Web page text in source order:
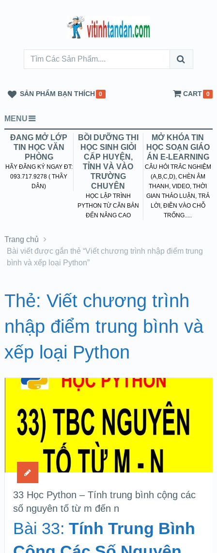
SẢN PHẨM BẠN THÍCH 0 CART 0
MENU
ĐANG MỞ LỚP
TIN HỌC VĂN
PHÒNG
HÃY ĐĂNG KÝ NGAY ĐT:
093.717.9278 ( THẦY
DÂN)
BỒI DƯỠNG THI
HỌC SINH GIỎI
CẤP HUYỆN,
TỈNH VÀ VÀO
TRƯỜNG
CHUYÊN
HỌC LẬP TRÌNH
PYTHON TỪ CĂN BẢN
ĐẾN NÂNG CAO
MỞ KHÓA TIN
HỌC SOẠN GIÁO
ÁN E-LEARNING
CÂU HỎI TRẮC NGHIỆM
(A,B,C,D), CHÈN ÂM
THANH, VIDEO, THỜI
GIAN THẢO LUẬN, TRẢ
LỜI, ĐIỀN VÀO CHỖ
TRỐNG.....
Trang chủ
Bài viết được gắn thẻ “Viết chương trình nhập điểm trung
bình và xếp loại Python”
Thẻ: Viết chương trình
nhập điểm trung bình và
xếp loại Python
33 Học Python – Tính trung bình cộng các
số nguyên tố từ m đến n
Bài 33: Tính Trung Bình